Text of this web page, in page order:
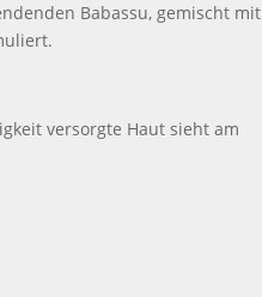
Babassu, gemischt mit
versorgte Haut sieht am